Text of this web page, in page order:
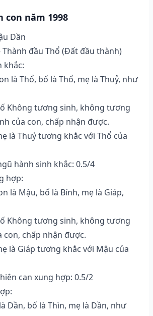
con năm 1998
Dần
Thành đầu Thổ (Ðất đầu thành)
khắc:
là Thổ, bố là Thổ, mẹ là Thuỷ, như
Không tương sinh, không tương
của con, chấp nhận được.
là Thuỷ tương khắc với Thổ của
hành sinh khắc: 0.5/4
hợp:
là Mậu, bố là Bính, mẹ là Giáp,
Không tương sinh, không tương
con, chấp nhận được.
là Giáp tương khắc với Mậu của
can xung hợp: 0.5/2
Dần, bố là Thìn, mẹ là Dần, như